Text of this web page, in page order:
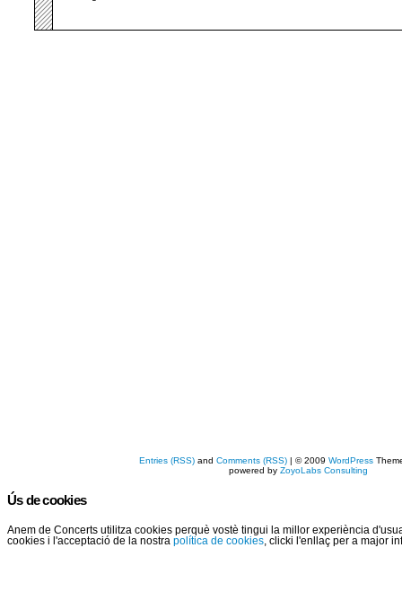
Entries (RSS) andComments (RSS) | © 2009WordPress
powered byZoyoLabs Consulting
Ús de cookies
Anem de Concerts utilitza cookies perquè vostè tingui la millor experiència
cookies i l'acceptació de la nostra política de cookies , clicki l'enllaç per a major